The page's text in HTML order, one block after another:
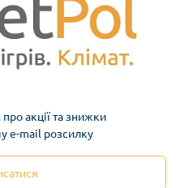
акції та знижки
e-mail розсилку